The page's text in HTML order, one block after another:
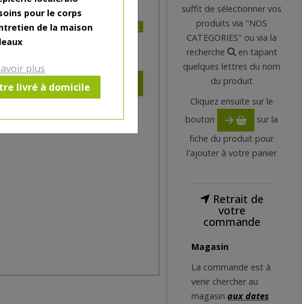
pour le corps
de la maison
plus
livré à domicile
8.11€/pc
suffit de sélectionner vos
produits via "NOS
CATEGORIES" ou via la
recherche
en tapant
quelques lettres du nom
du produit
Cliquez ensuite sur le
bouton
sur la
fiche du produit pour
l'ajouter à votre panier
Retrait de
votre
commande
Magasin
La commande est à
venir chercher au
magasin aux dates